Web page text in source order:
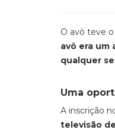
O avô teve
avô era um
qualquer
Uma
A inscrição
televisão